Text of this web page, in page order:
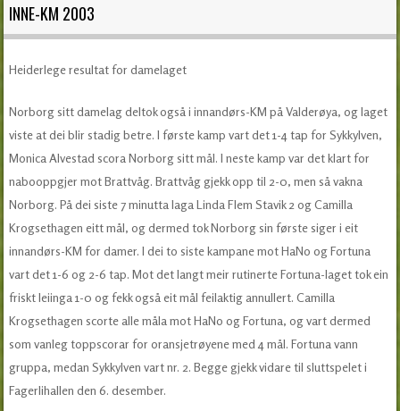
INNE-KM 2003
Heiderlege resultat for damelaget
Norborg sitt damelag deltok også i innandørs-KM på Valderøya, og laget
viste at dei blir stadig betre. I første kamp vart det 1-4 tap for Sykkylven,
Monica Alvestad scora Norborg sitt mål. I neste kamp var det klart for
nabooppgjer mot Brattvåg. Brattvåg gjekk opp til 2-0, men så vakna
Norborg. På dei siste 7 minutta laga Linda Flem Stavik 2 og Camilla
Krogsethagen eitt mål, og dermed tok Norborg sin første siger i eit
innandørs-KM for damer. I dei to siste kampane mot HaNo og Fortuna
vart det 1-6 og 2-6 tap. Mot det langt meir rutinerte Fortuna-laget tok ein
friskt leiinga 1-0 og fekk også eit mål feilaktig annullert. Camilla
Krogsethagen scorte alle måla mot HaNo og Fortuna, og vart dermed
som vanleg toppscorar for oransjetrøyene med 4 mål. Fortuna vann
gruppa, medan Sykkylven vart nr. 2. Begge gjekk vidare til sluttspelet i
Fagerlihallen den 6. desember.